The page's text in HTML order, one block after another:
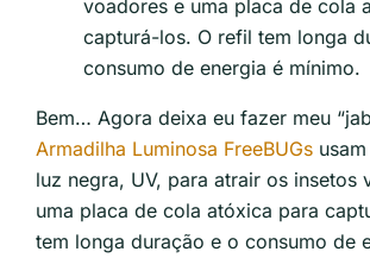
voadores e uma placa de cola
capturá-los. O refil tem longa
consumo de energia é mínimo.
Bem… Agora deixa eu fazer meu
Armadilha Luminosa FreeBUGs
luz negra, UV, para atrair os insetos
uma placa de cola atóxica para
tem longa duração e o consumo de